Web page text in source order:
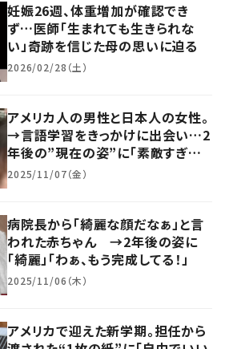
妊娠26週、体重増加が確認でき
ず…医師「生まれても生きられな
い」奇跡を信じた母の思いに迫る
2026/02/28（土）
アメリカ人の男性と日本人の女性。
→言語学習をきっかけに出会い…2
年後の”現在の姿”に「素敵すぎる」
「映画化してほしい」
2025/11/07（金）
病院長から「綺麗な顔だなぁ」と言
われた赤ちゃん →2年後の姿に
「綺麗」「わぁ、もう完成してる！」
2025/11/06（木）
アメリカで迎えた新学期。担任から